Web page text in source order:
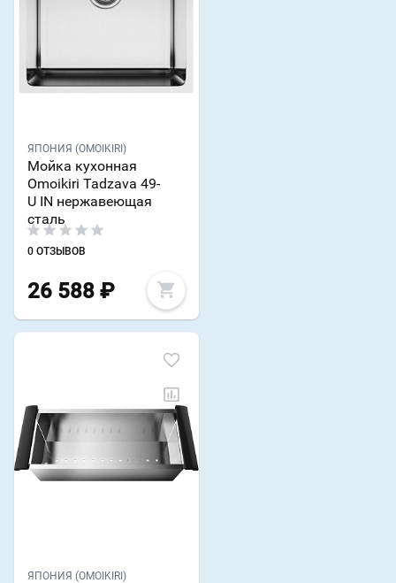
ЯПОНИЯ (OMOIKIRI)
Мойка кухонная
Omoikiri Tadzava 49-
U IN нержавеющая
сталь
0 ОТЗЫВОВ
26 588 ₽
ЯПОНИЯ (OMOIKIRI)